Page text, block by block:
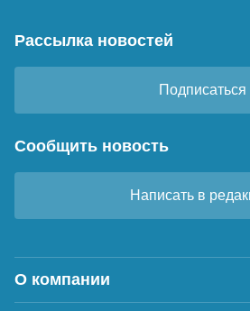
Рассылка новостей
Подписаться
Сообщить новость
Написать в
О компании